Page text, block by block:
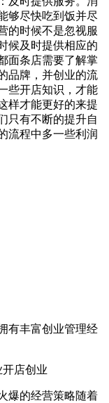
够尽快吃到饭并尽
的时候不是忽视服
候及时提供相应的
面条店需要了解掌
品牌，并创业的流
些开店知识，才能
样才能更好的来提
只有不断的提升自
流程中多一些利润
有丰富创业管理经
店创业
爆的经营策略随着